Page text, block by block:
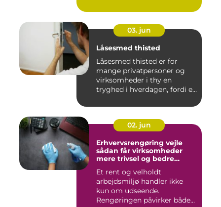
03. jun
Låsesmed thisted
Låsesmed thisted er for
mange privatpersoner og
virksomheder i thy en
tryghed i hverdagen, fordi en
02. jun
Erhvervsrengøring vejle
sådan får virksomheder
mere trivsel og bedre
Et rent og velholdt
arbejdsmiljø handler ikke
kun om udseende.
Rengøringen påvirker både